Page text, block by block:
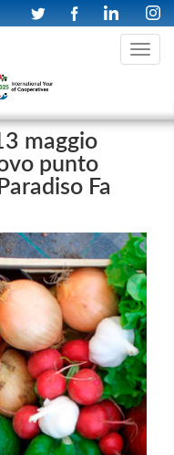
Toggle
maggio
punto
Fa